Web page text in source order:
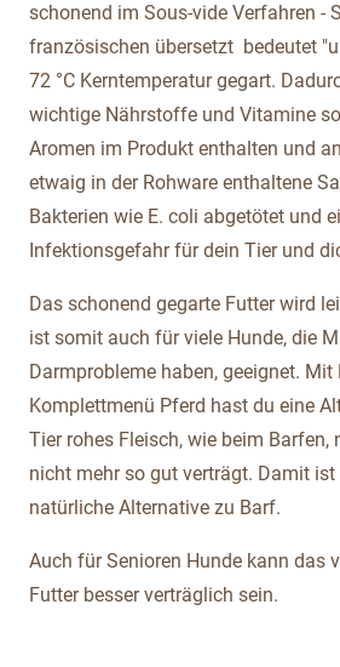
schonend im Sous-vide Verfahren -
französischen übersetzt bedeutet
72 °C Kerntemperatur gegart.
wichtige Nährstoffe und Vitamine
Aromen im Produkt enthalten und
etwaig in der Rohware enthaltene
Bakterien wie E. coli abgetötet und
Infektionsgefahr für dein Tier und
Das schonend gegarte Futter wird
ist somit auch für viele Hunde, die
Darmprobleme haben, geeignet. Mit
Komplettmenü Pferd hast du eine
Tier rohes Fleisch, wie beim Barfen,
nicht mehr so gut verträgt. Damit
natürliche Alternative zu Barf.
Auch für Senioren Hunde kann das
Futter besser verträglich sein.